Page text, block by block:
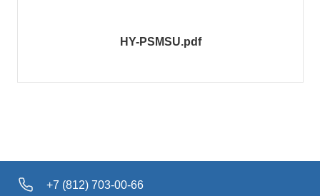
HY-PSMSU.pdf
+7 (812) 703-00-66